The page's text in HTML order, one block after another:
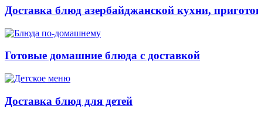
Доставка блюд азербайджанской кухни,
Готовые домашние блюда с доставкой
Доставка блюд для детей